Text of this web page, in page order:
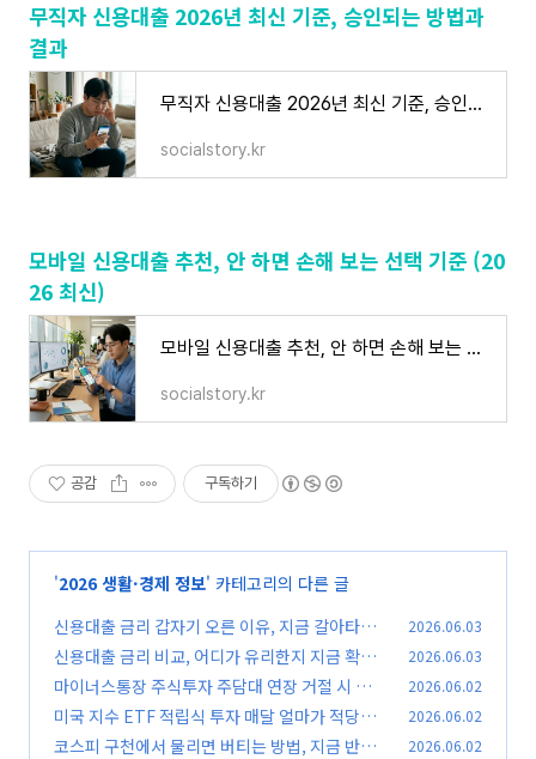
무직자 신용대출 2026년 최신 기준, 승인되는 방법과
결과
무직자 신용대출 2026년 최신 기준, 승인되는 방법과 결과
socialstory.kr
모바일 신용대출 추천, 안 하면 손해 보는 선택 기준 (20
26 최신)
모바일 신용대출 추천, 안 하면 손해 보는 선택 기준 (2026 최신)
socialstory.kr
공감 구독하기
'2026 생활·경제 정보' 카테고리의 다른 글
신용대출 금리 갑자기 오른 이유, 지금 갈아타기
전 반드시 체크
(0)
2026.06.03
신용대출 금리 비교, 어디가 유리한지 지금 확인
(0)
2026.06.03
마이너스통장 주식투자 주담대 연장 거절 시 대처
방법, 지금 바로 확인
(0)
2026.06.02
미국 지수 ETF 적립식 투자 매달 얼마가 적당할
까? 투자금 기준 확인
(0)
2026.06.02
코스피 구천에서 물리면 버티는 방법, 지금 반드
2026.06.02